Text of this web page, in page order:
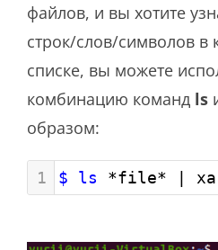
файлов, и вы хотите
строк/слов/символов в
списке, вы можете
комбинацию команд ls
образом:
1 $ ls *file* |